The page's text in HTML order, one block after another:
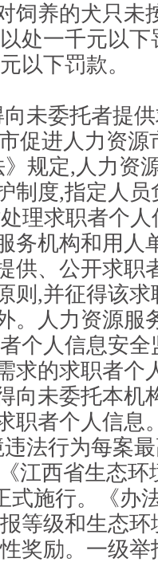
饲养的犬只未
处一千元以
以下罚款。
未委托者提
促进人力资源
规定,人力资
制度,指定人
理求职者个
务机构和用人
供、公开求职
则,并征得该
。人力资源服
个人信息安
求的求职者个
向未委托本机
职者个人信息
法行为每案
江西省生态环
式施行。《办
等级和生态
奖励。一级